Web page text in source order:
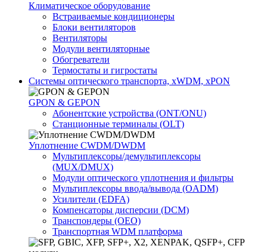
Климатичeское оборудование
Встраиваемые кондиционеры
Блоки вентиляторов
Вентиляторы
Модули вентиляторные
Обогреватели
Термостаты и гигростаты
Системы оптического транспорта, xWDM, xPON
GPON & GEPON
Абонентские устройства (ONT/ONU)
Станционные терминалы (OLT)
Уплотнение CWDM/DWDM
Мультиплексоры/демультиплексоры
(MUX/DMUX)
Модули оптического уплотнения и фильтры
Мультиплексоры ввода/вывода (OADM)
Усилители (EDFA)
Компенсаторы дисперсии (DCM)
Транспондеры (OEO)
Транспортная WDM платформа